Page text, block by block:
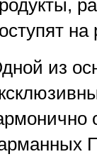
из